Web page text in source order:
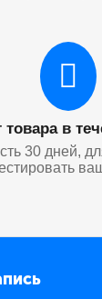
товара в
30 дней,